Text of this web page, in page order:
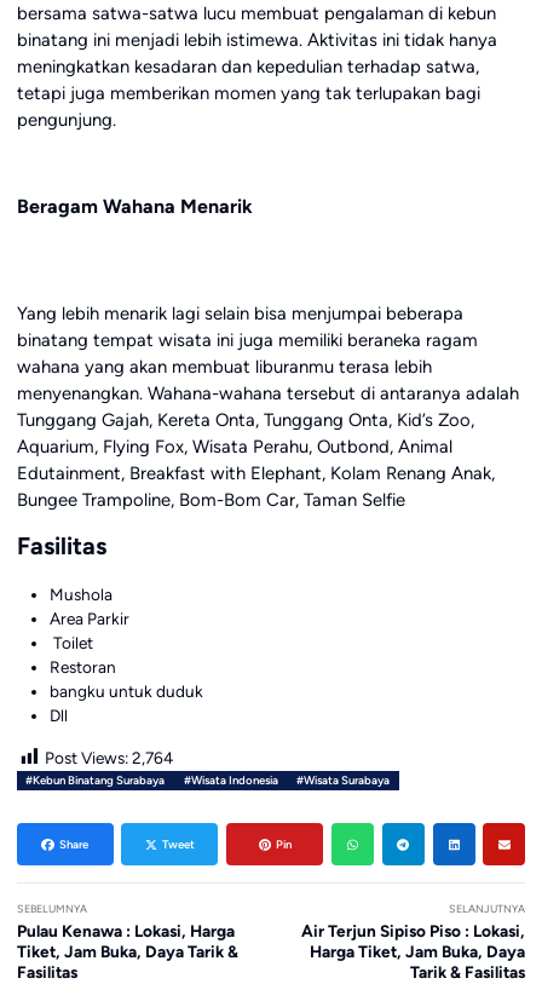
bersama satwa-satwa lucu membuat pengalaman di kebun
binatang ini menjadi lebih istimewa. Aktivitas ini tidak hanya
meningkatkan kesadaran dan kepedulian terhadap satwa,
tetapi juga memberikan momen yang tak terlupakan bagi
pengunjung.
Beragam Wahana Menarik
Yang lebih menarik lagi selain bisa menjumpai beberapa
binatang tempat wisata ini juga memiliki beraneka ragam
wahana yang akan membuat liburanmu terasa lebih
menyenangkan. Wahana-wahana tersebut di antaranya adalah
Tunggang Gajah, Kereta Onta, Tunggang Onta, Kid’s Zoo,
Aquarium, Flying Fox, Wisata Perahu, Outbond, Animal
Edutainment, Breakfast with Elephant, Kolam Renang Anak,
Bungee Trampoline, Bom-Bom Car, Taman Selfie
Fasilitas
Mushola
Area Parkir
Toilet
Restoran
bangku untuk duduk
Dll
Post Views: 2,764
#Kebun Binatang Surabaya #Wisata Indonesia #Wisata Surabaya
Share Tweet Pin
SEBELUMNYA
Pulau Kenawa : Lokasi, Harga
Tiket, Jam Buka, Daya Tarik &
Fasilitas
SELANJUTNYA
Air Terjun Sipiso Piso : Lokasi,
Harga Tiket, Jam Buka, Daya
Tarik & Fasilitas